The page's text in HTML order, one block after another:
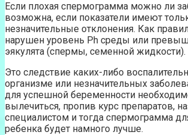
Если плохая спермограмма можно ли
возможна, если показатели имеют
незначительные отклонения. Как
нарушен уровень Ph среды или
эякулята (спермы, семенной жидкости).
Это следствие каких-либо
организме или незначительных
для успешной беременности
вылечиться, пропив курс препаратов,
специалистом и тогда спермограмма
ребенка будет намного лучше.